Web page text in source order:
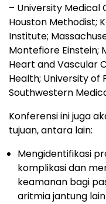
– University Medical
Houston Methodist;
Institute;
Montefiore Einstein;
Heart and Vascular
Health; University of
Southwestern
Konferensi ini juga
tujuan, antara lain:
Mengidentifikasi
komplikasi dan
keamanan bagi
aritmia jantung